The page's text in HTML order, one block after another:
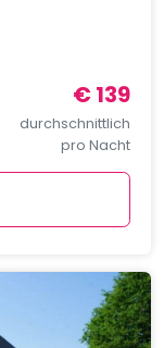
€ 139
durchschnittlich
pro Nacht